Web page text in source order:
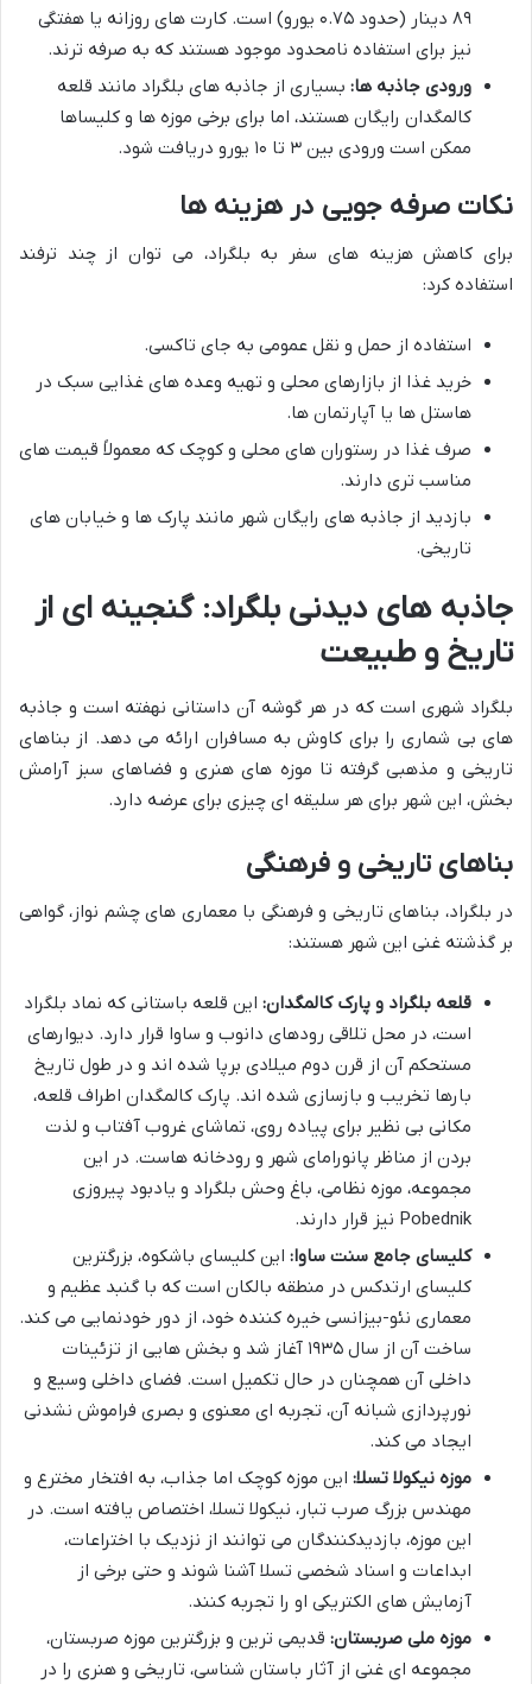
۸۹ دینار (حدود ۰.۷۵ یورو) است. کارت های روزانه یا هفتگی
نیز برای استفاده نامحدود موجود هستند که به صرفه ترند.
ورودی جاذبه ها: بسیاری از جاذبه های بلگراد مانند قلعه
کالمگدان رایگان هستند، اما برای برخی موزه ها و کلیساها
ممکن است ورودی بین ۳ تا ۱۰ یورو دریافت شود.
نکات صرفه جویی در هزینه ها
برای کاهش هزینه های سفر به بلگراد، می توان از چند ترفند
استفاده کرد:
استفاده از حمل و نقل عمومی به جای تاکسی.
خرید غذا از بازارهای محلی و تهیه وعده های غذایی سبک در
هاستل ها یا آپارتمان ها.
صرف غذا در رستوران های محلی و کوچک که معمولاً قیمت های
مناسب تری دارند.
بازدید از جاذبه های رایگان شهر مانند پارک ها و خیابان های
تاریخی.
جاذبه های دیدنی بلگراد: گنجینه ای از
تاریخ و طبیعت
بلگراد شهری است که در هر گوشه آن داستانی نهفته است و جاذبه
های بی شماری را برای کاوش به مسافران ارائه می دهد. از بناهای
تاریخی و مذهبی گرفته تا موزه های هنری و فضاهای سبز آرامش
بخش، این شهر برای هر سلیقه ای چیزی برای عرضه دارد.
بناهای تاریخی و فرهنگی
در بلگراد، بناهای تاریخی و فرهنگی با معماری های چشم نواز، گواهی
بر گذشته غنی این شهر هستند:
قلعه بلگراد و پارک کالمگدان: این قلعه باستانی که نماد بلگراد
است، در محل تلاقی رودهای دانوب و ساوا قرار دارد. دیوارهای
مستحکم آن از قرن دوم میلادی برپا شده اند و در طول تاریخ
بارها تخریب و بازسازی شده اند. پارک کالمگدان اطراف قلعه،
مکانی بی نظیر برای پیاده روی، تماشای غروب آفتاب و لذت
بردن از مناظر پانورامای شهر و رودخانه هاست. در این
مجموعه، موزه نظامی، باغ وحش بلگراد و یادبود پیروزی
Pobednik نیز قرار دارند.
کلیسای جامع سنت ساوا: این کلیسای باشکوه، بزرگترین
کلیسای ارتدکس در منطقه بالکان است که با گنبد عظیم و
معماری نئو-بیزانسی خیره کننده خود، از دور خودنمایی می کند.
ساخت آن از سال ۱۹۳۵ آغاز شد و بخش هایی از تزئینات
داخلی آن همچنان در حال تکمیل است. فضای داخلی وسیع و
نورپردازی شبانه آن، تجربه ای معنوی و بصری فراموش نشدنی
ایجاد می کند.
موزه نیکولا تسلا: این موزه کوچک اما جذاب، به افتخار مخترع و
مهندس بزرگ صرب تبار، نیکولا تسلا، اختصاص یافته است. در
این موزه، بازدیدکنندگان می توانند از نزدیک با اختراعات،
ابداعات و اسناد شخصی تسلا آشنا شوند و حتی برخی از
آزمایش های الکتریکی او را تجربه کنند.
موزه ملی صربستان: قدیمی ترین و بزرگترین موزه صربستان،
مجموعه ای غنی از آثار باستان شناسی، تاریخی و هنری را در